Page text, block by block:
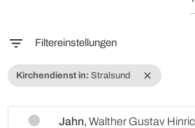
filter_list Filtereinstellungen
close
Kirchendienst in: Stralsund
Jahn, Walther Gustav